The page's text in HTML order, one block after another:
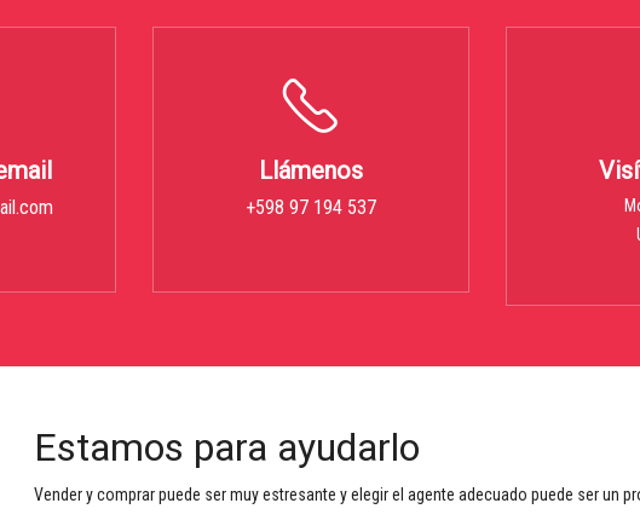
Llámenos
+598 97 194 537
Estamos para ayudarlo
Vender y comprar puede ser muy estresante y elegir el agente adecuado puede ser un